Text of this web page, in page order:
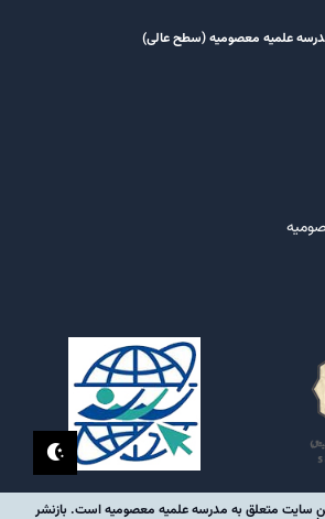
علمیه معصومیه‌ (سطح عالی)
سایت متعلق به مدرسه علمیه معصومیه است. بازنشر